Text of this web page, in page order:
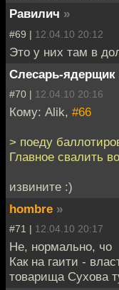
Равилич »
#69 | 12.04.10 20:12
Это у них там в
Слесарь-ядерщик
#70 | 12.04.10 20:16
Кому: Alik, #66
> поеду
Главное свалить
извините :)
hombre »
#71 | 12.04.10 20:17
Не, нормально, чо
Как на гаити -
товарища Сухова